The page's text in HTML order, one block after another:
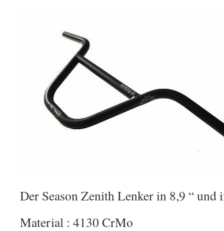
Der Season Zenith Lenker in 8,9 “ und
Material : 4130 CrMo